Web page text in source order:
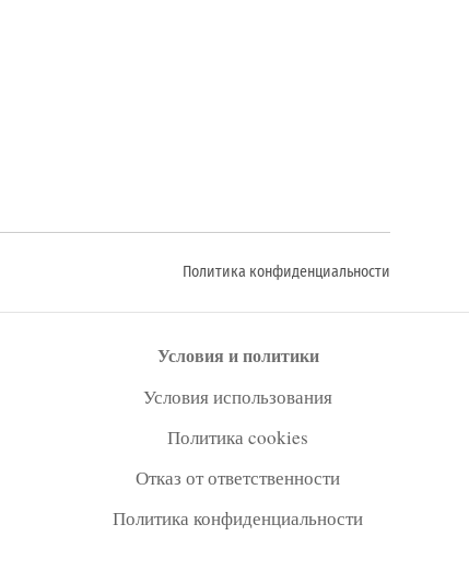
Политика конфиденциальности
Условия и политики
Условия использования
Политика cookies
Отказ от ответственности
Политика конфиденциальности